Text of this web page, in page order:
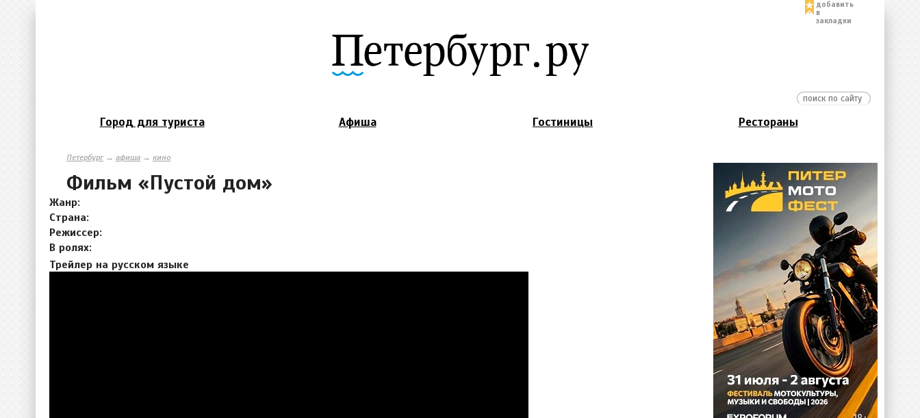
добавить
в
закладки
Город для туриста Афиша Гостиницы Рестораны
Петербург→ афиша → кино
Фильм «Пустой дом»
Жанр:
Страна:
Режиссер:
В ролях:
Трейлер на русском языке